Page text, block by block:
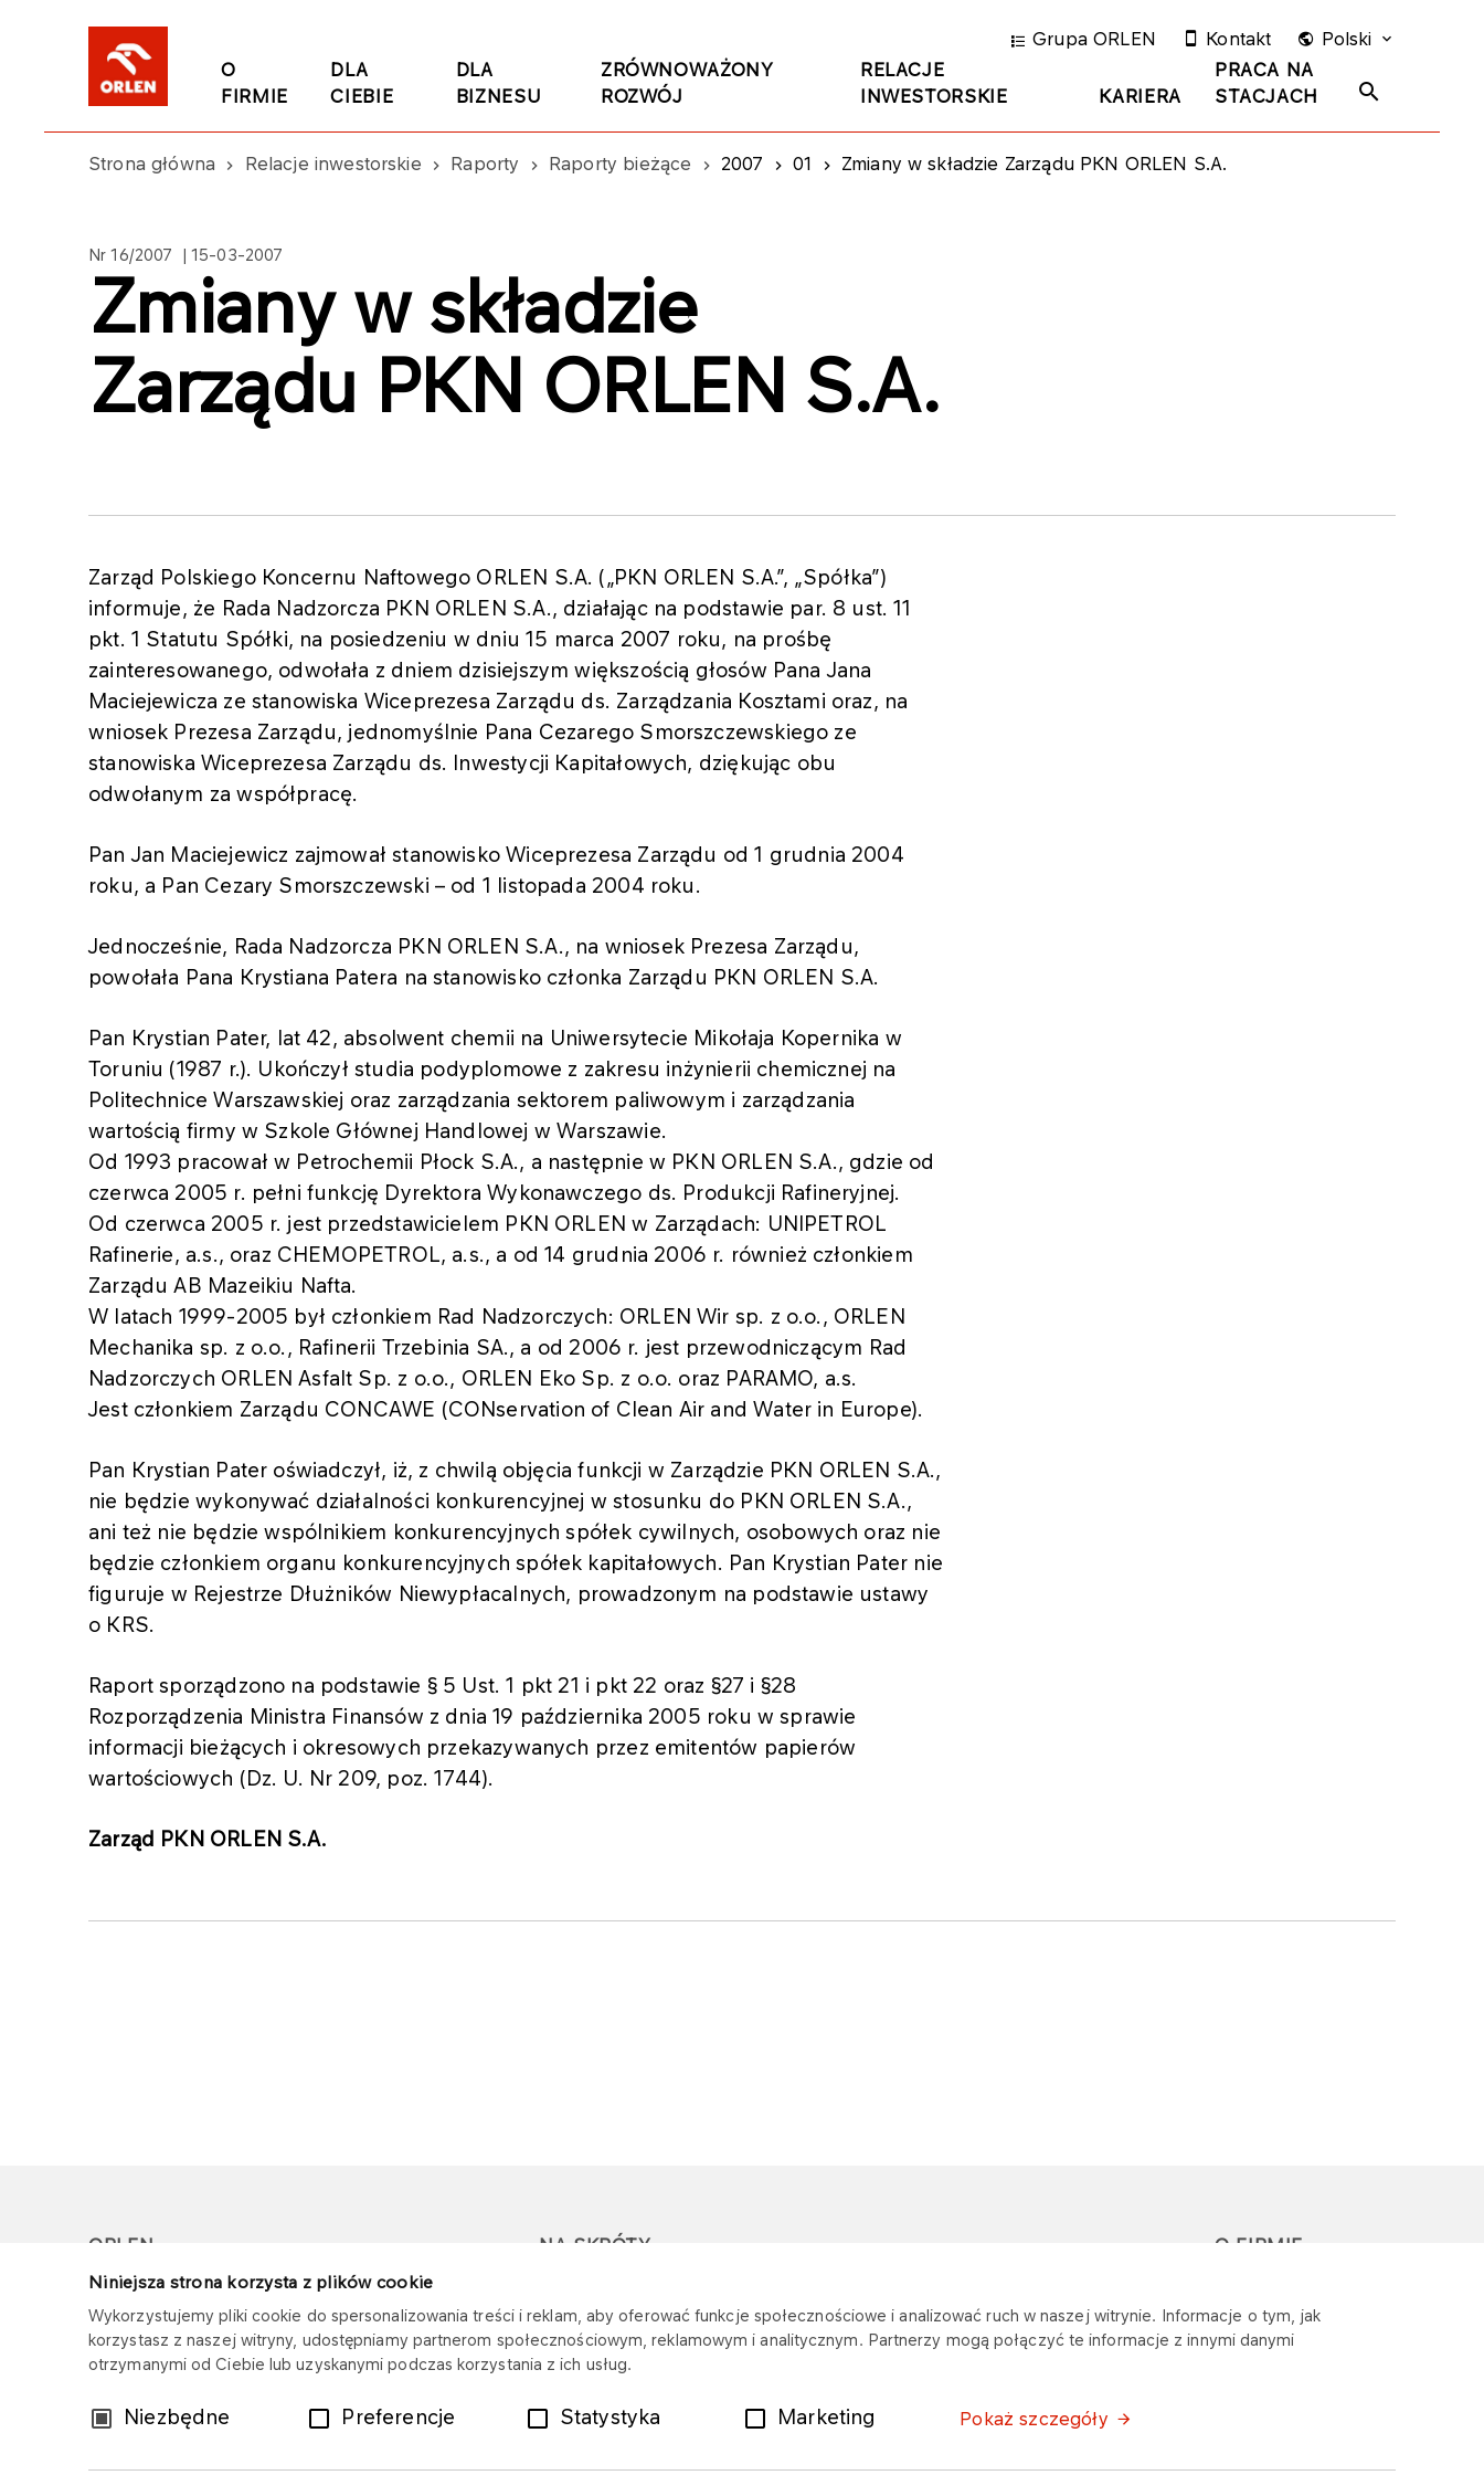
Niniejsza strona korzysta z plików cookie
Wykorzystujemy pliki cookie do spersonalizowania treści i reklam, aby oferować funkcje społecznościowe i analizować ruch w naszej witrynie. Informacje o tym, jak
korzystasz z naszej witryny, udostępniamy partnerom społecznościowym, reklamowym i analitycznym. Partnerzy mogą połączyć te informacje z innymi danymi
otrzymanymi od Ciebie lub uzyskanymi podczas korzystania z ich usług.
WybórNiezbędne Preferencje Statystyka Marketing Pokaż szczegóły
O
FIRMIE
DLA
CIEBIE
DLA
BIZNESU
ZRÓWNOWAŻONY
ROZWÓJ
RELACJE
INWESTORSKIE
KARIERA
PRACA NA
STACJACH
Grupa ORLEN Kontakt Polski
Strona główna Relacje inwestorskie Raporty Raporty bieżące 2007 01 Zmiany w składzie Zarządu PKN ORLEN S.A.
Nr 16/2007 | 15-03-2007
Zmiany w składzie
Zarządu PKN ORLEN S.A.
Zarząd Polskiego Koncernu Naftowego ORLEN S.A. („PKN ORLEN S.A.”, „Spółka”)
informuje, że Rada Nadzorcza PKN ORLEN S.A., działając na podstawie par. 8 ust. 11
pkt. 1 Statutu Spółki, na posiedzeniu w dniu 15 marca 2007 roku, na prośbę
zainteresowanego, odwołała z dniem dzisiejszym większością głosów Pana Jana
Maciejewicza ze stanowiska Wiceprezesa Zarządu ds. Zarządzania Kosztami oraz, na
wniosek Prezesa Zarządu, jednomyślnie Pana Cezarego Smorszczewskiego ze
stanowiska Wiceprezesa Zarządu ds. Inwestycji Kapitałowych, dziękując obu
odwołanym za współpracę.
Pan Jan Maciejewicz zajmował stanowisko Wiceprezesa Zarządu od 1 grudnia 2004
roku, a Pan Cezary Smorszczewski – od 1 listopada 2004 roku.
Jednocześnie, Rada Nadzorcza PKN ORLEN S.A., na wniosek Prezesa Zarządu,
powołała Pana Krystiana Patera na stanowisko członka Zarządu PKN ORLEN S.A.
Pan Krystian Pater, lat 42, absolwent chemii na Uniwersytecie Mikołaja Kopernika w
Toruniu (1987 r.). Ukończył studia podyplomowe z zakresu inżynierii chemicznej na
Politechnice Warszawskiej oraz zarządzania sektorem paliwowym i zarządzania
wartością firmy w Szkole Głównej Handlowej w Warszawie.
Od 1993 pracował w Petrochemii Płock S.A., a następnie w PKN ORLEN S.A., gdzie od
czerwca 2005 r. pełni funkcję Dyrektora Wykonawczego ds. Produkcji Rafineryjnej.
Od czerwca 2005 r. jest przedstawicielem PKN ORLEN w Zarządach: UNIPETROL
Rafinerie, a.s., oraz CHEMOPETROL, a.s., a od 14 grudnia 2006 r. również członkiem
Zarządu AB Mazeikiu Nafta.
W latach 1999-2005 był członkiem Rad Nadzorczych: ORLEN Wir sp. z o.o., ORLEN
Mechanika sp. z o.o., Rafinerii Trzebinia SA., a od 2006 r. jest przewodniczącym Rad
Nadzorczych ORLEN Asfalt Sp. z o.o., ORLEN Eko Sp. z o.o. oraz PARAMO, a.s.
Jest członkiem Zarządu CONCAWE (CONservation of Clean Air and Water in Europe).
Pan Krystian Pater oświadczył, iż, z chwilą objęcia funkcji w Zarządzie PKN ORLEN S.A.,
nie będzie wykonywać działalności konkurencyjnej w stosunku do PKN ORLEN S.A.,
ani też nie będzie wspólnikiem konkurencyjnych spółek cywilnych, osobowych oraz nie
będzie członkiem organu konkurencyjnych spółek kapitałowych. Pan Krystian Pater nie
figuruje w Rejestrze Dłużników Niewypłacalnych, prowadzonym na podstawie ustawy
o KRS.
Raport sporządzono na podstawie § 5 Ust. 1 pkt 21 i pkt 22 oraz §27 i §28
Rozporządzenia Ministra Finansów z dnia 19 października 2005 roku w sprawie
informacji bieżących i okresowych przekazywanych przez emitentów papierów
wartościowych (Dz. U. Nr 209, poz. 1744).
Zarząd PKN ORLEN S.A.
ORLEN
Copyright © 1996-2026
Wszystkie prawa zastrzeżone
NA SKRÓTY
oszustwami
Mapa stacji
Dotacje
reklamację
O FIRMIE
Wymagania